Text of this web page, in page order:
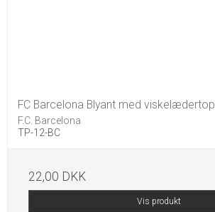
FC Barcelona Blyant med viskelædertop
F.C. Barcelona
TP-12-BC
22,00 DKK
Vis produkt